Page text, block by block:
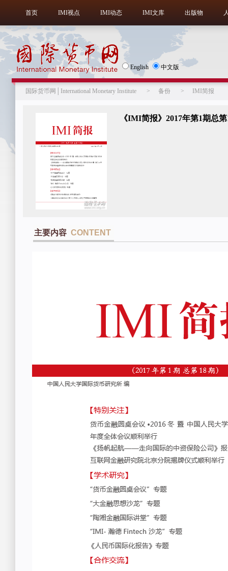
首页 IMI视点 IMI动态 IMI文库 出版物
English 中文版
国际货币网│International Monetary Institute > 备份 > IMI简报
《IMI简报》2017年第1期总
主要内容 CONTENT